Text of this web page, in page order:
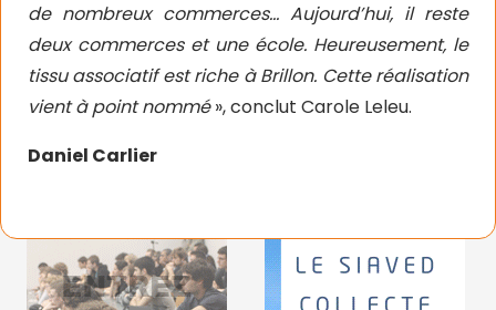
de nombreux commerces… Aujourd’hui, il reste
deux commerces et une école. Heureusement, le
tissu associatif est riche à Brillon. Cette réalisation
vient à point nommé», conclut Carole Leleu.
Daniel Carlier